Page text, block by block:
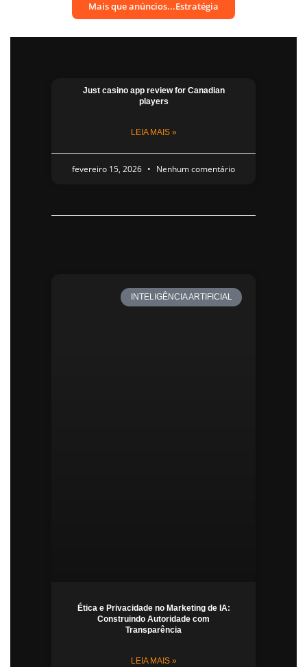
Mais que anúncios...Estratégia
Just casino app​ review for Canadian
players
LEIA MAIS »
fevereiro 15, 2026 Nenhum comentário
INTELIGÊNCIA ARTIFICIAL
Ética e Privacidade no Marketing de IA:
Construindo Autoridade com
Transparência
LEIA MAIS »